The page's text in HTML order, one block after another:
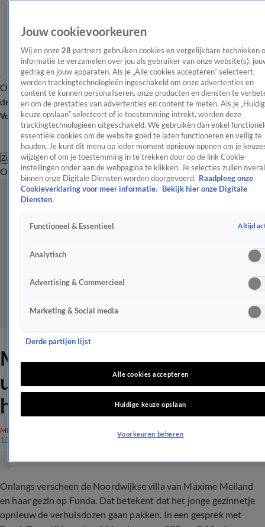
OverzichtAfleveringen Entertainment TV Algemeen
Tip
de redactieNieuwsbrief
Volg Shownieuws
Zoeken
OverzichtEntertainmentSpraakmakendRealityCrimeVideo's
Maxime Meiland geeft
update over verkoop van het
huis
MEILAND
13 dec 2023, 20:26
Onlangs verscheen de Noordwijkse villa van Maxime Meiland
en haar gezin op Funda. Dat betekent dat het jonge gezinnetje
opnieuw de verhuisdozen gaan pakken. In een gesprek met
Jouw cookievoorkeuren
Wij en onze 28 partners gebruiken cookies en vergelijkbare technieken
informatie te verzamelen over jou als gebruiker van onze website(s),
gedrag en jouw apparaten. Als je „Alle cookies accepteren” selecteert,
worden trackingtechnologieën ingeschakeld om onze advertenties en
content te kunnen personaliseren, onze producten en diensten te
en om de prestaties van advertenties en content te meten. Als je
keuze opslaan” selecteert of je toestemming intrekt, worden deze
trackingtechnologieën uitgeschakeld. We gebruiken dan enkel
essentiële cookies om de website goed te laten functioneren en veilig te
houden. Je kunt dit menu op ieder moment opnieuw openen om je
wijzigen of om je toestemming in te trekken door op de link Cookie-
instellingen onder aan de webpagina te klikken. Je selecties zullen overal
binnen onze Digitale Diensten worden doorgevoerd. Raadpleeg onze
Cookieverklaring voor meer informatie.
Bekijk hier onze Digitale
Diensten.
Functioneel & Essentieel Altijd
Analytisch
Advertising & Commercieel
Marketing & Social media
Derde partijen lijst
Alle cookies accepteren
Huidige keuze opslaan
Voorkeuren beheren